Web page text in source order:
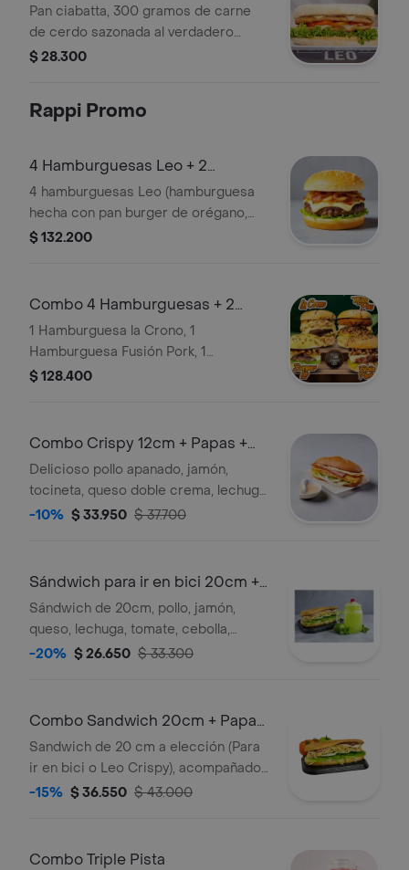
Pan ciabatta, 300 gramos de carne
de cerdo sazonada al verdadero
estilo italiano, queso provolone,
$ 28.300
Rappi Promo
4 Hamburguesas Leo + 2
Limonadas + Papas
4 hamburguesas Leo (hamburguesa
hecha con pan burger de orégano,
queso doble crema, tocineta, 160
acompañado de 2 limonadas y 2
porciones de papas a la francesa
$ 132.200
Combo 4 Hamburguesas + 2
Jugos
1 Hamburguesa la Crono, 1
Hamburguesa Fusión Pork, 1
Hamburguesa Milán Plus y 1 Burger
$ 128.400
Combo Crispy 12cm + Papas +
Bebida
Delicioso pollo apanado, jamón,
tocineta, queso doble crema, lechuga,
tomate, cebolla, miel mostaza y
-10% $ 33.950 $ 37.700
Sándwich para ir en bici 20cm +
granizada
Sándwich de 20cm, pollo, jamón,
queso, lechuga, tomate, cebolla,
pimentón, pepino, mostaza, tártara y
-20% $ 26.650 $ 33.300
Combo Sandwich 20cm + Papas
+ Jugo
Sandwich de 20 cm a elección (Para
ir en bici o Leo Crispy), acompañado
de papas a la francesa y jugo a
-15% $ 36.550 $ 43.000
Combo Triple Pista